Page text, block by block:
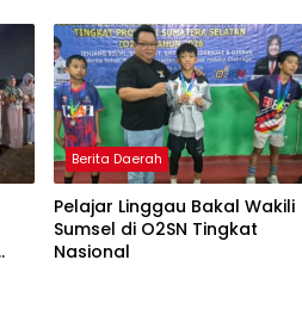
Menjadi Driver Taksi Online
Berita Daerah
Pelajar Linggau Bakal Wakili
Sumsel di O2SN Tingkat
Nasional